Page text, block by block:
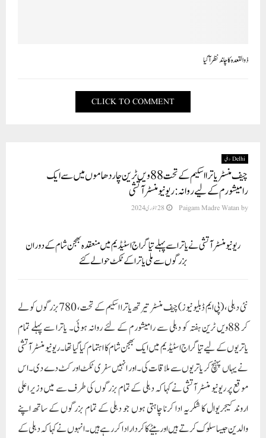
ذو القعدہ کاچاند نظرآ گیا
CLICK TO COMMENT
Delhi دہلی
چیف منسٹر یاترا اسکیم کے تحت 88ویں ٹرین چار دھاموں میں سے ایک
رامیشورم کے لیے روانہ: ریونیو منسٹر آتشی
by
Paigam Madre Watan 28 جنوری 2024
ریونیو منسٹر آتشی نے یاترا سے پہلے تیاگراج اسٹیڈیم میں منعقدہ بھجن شام کے دوران
بزرگوں سے ملی یاترا کے ٹکٹ حوالے کئے
نئی دہلی، (پی ایم ڈبلیو نیوز)چیف منسٹر تیرتھ یاترا اسکیم کے تحت، 780 بزرگوں کو لے
کر 88ویں ٹرین ہفتہ کو دہلی سے رامیشورم کے لئے روانہ ہوئی۔ یاترا سے پہلے تمام
یاتریوں کے لیے تیاگراج اسٹیڈیم میں ایک بھجن شام کا اہتمام کیا گیا تھا۔ ریونیو منسٹر آتشی
نے یہاں پہنچ کر یاتریوں سے ملاقات کی۔اور انہیں سفری ٹکٹ اور کٹ دے دی۔اس
موقع پر ریونیو منسٹر آتشی نے کہا کہ دہلی کے تمام بزرگوں کی طرف سے میں وزیر اعلی
اروند کیجریوال کا شکریہ ادا کرنا چاہتی ہوں جو دہلی کے تمام بزرگوں کے ساتھ اپنے
والدین جیسا سلوک کرتے ہیں اور بیٹے کا کردار ادا کر رہے ہیں۔ انہوں نے کہا کہ دہلی کے